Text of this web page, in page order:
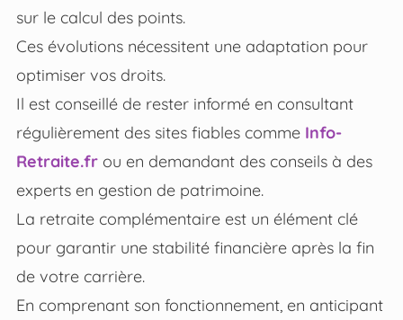
sur le calcul des points.
Ces évolutions nécessitent une adaptation pour
optimiser vos droits.
Il est conseillé de rester informé en consultant
régulièrement des sites fiables comme Info-
Retraite.frou en demandant des conseils à des
experts en gestion de patrimoine.
La retraite complémentaire est un élément clé
pour garantir une stabilité financière après la fin
de votre carrière.
En comprenant son fonctionnement, en anticipant